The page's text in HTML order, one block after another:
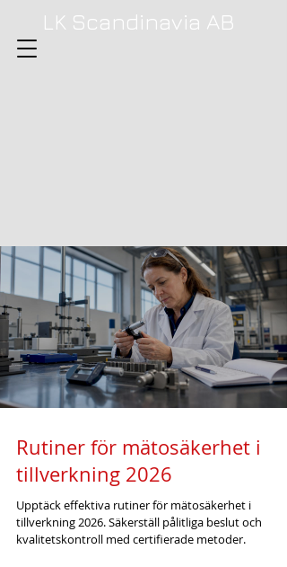
LK Scandinavia AB
Rutiner för mätosäkerhet i
tillverkning 2026
Upptäck effektiva rutiner för mätosäkerhet i
tillverkning 2026. Säkerställ pålitliga beslut och
kvalitetskontroll med certifierade metoder.